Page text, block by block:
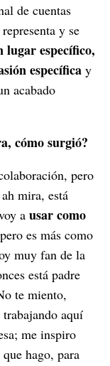
de cuentas
y se
lugar específico,
específica y
acabado
cómo surgió?
pero
mira, está
a usar como
pero es más como
muy fan de la
está padre
te miento,
aquí
me inspiro
hago, para